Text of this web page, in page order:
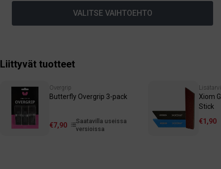
VALITSE VAIHTOEHTO
Liittyvät tuotteet
Overgrip
Butterfly Overgrip 3-pack
€7,90
Saatavilla useissa
versioissa
Xiom
Stick
€1,90